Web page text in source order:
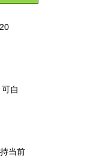
自
当前